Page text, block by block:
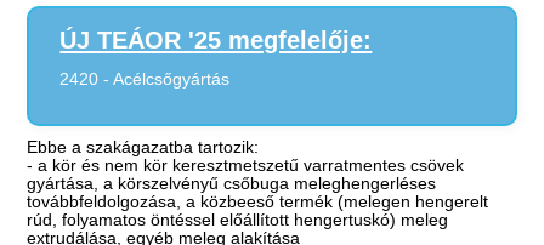
ÚJ TEÁOR '25 megfelelője:
2420 - Acélcsőgyártás
Ebbe a szakágazatba tartozik:
- a kör és nem kör keresztmetszetű varratmentes csövek
gyártása, a körszelvényű csőbuga meleghengerléses
továbbfeldolgozása, a közbeeső termék (melegen hengerelt
rúd, folyamatos öntéssel előállított hengertuskó) meleg
extrudálása, egyéb meleg alakítása